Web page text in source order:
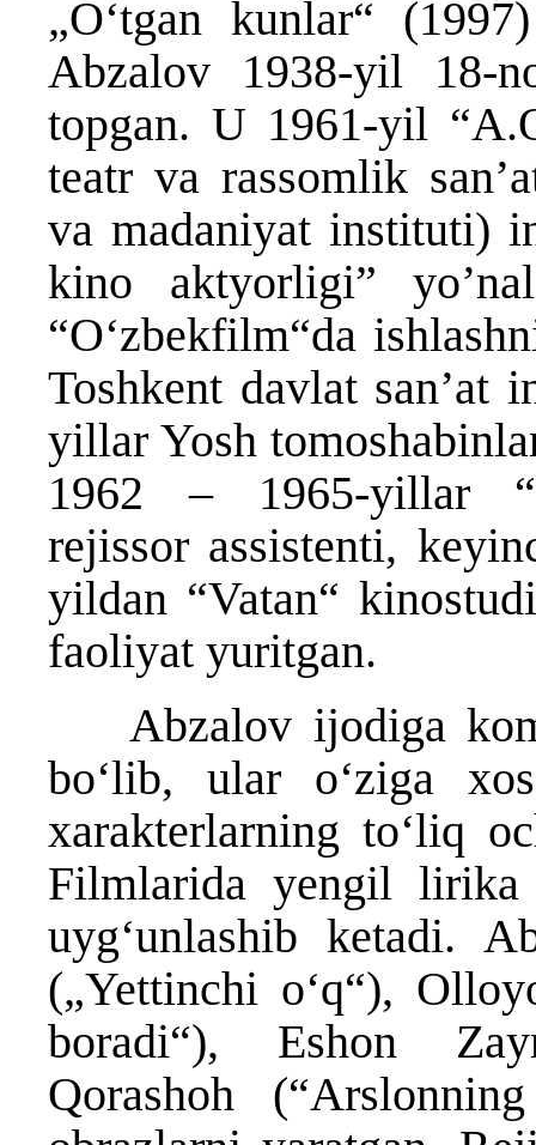
„Oʻtgan kunlar“
Abzalov 1938-yil 18-
topgan. U 1961-yil
teatr va rassomlik
va madaniyat instituti)
kino aktyorligi”
“Oʻzbekfilm“da
Toshkent davlat sanʼat
yillar Yosh
1962 – 1965-yillar
rejissor assistenti,
yildan “Vatan“
faoliyat yuritgan.
Abzalov ijodiga
boʻlib, ular oʻziga
xarakterlarning toʻliq
Filmlarida yengil
uygʻunlashib ketadi.
(„Yettinchi oʻq“),
boradi“), Eshon
Qorashoh